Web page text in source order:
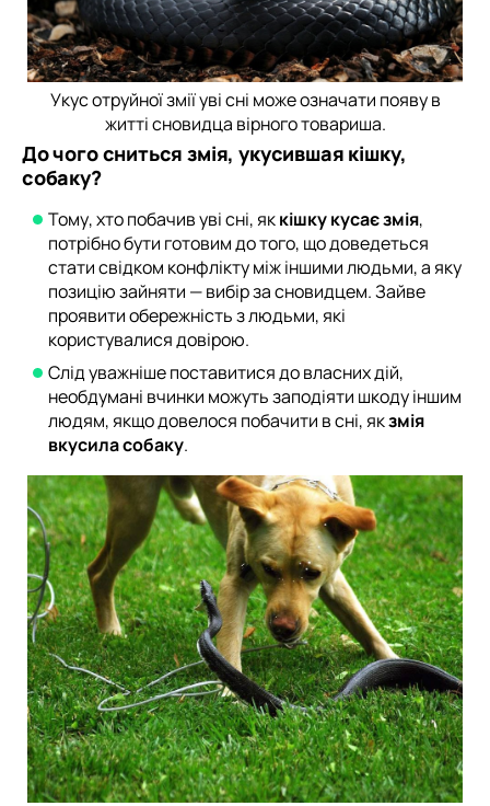
Укус отруйної змії уві сні може означати появу в
житті сновидца вірного товариша.
До чого сниться змія, укусившая кішку,
собаку?
Тому, хто побачив уві сні, яккішку кусає змія,
потрібно бути готовим до того, що доведеться
стати свідком конфлікту між іншими людьми, а яку
позицію зайняти — вибір за сновидцем. Зайве
проявити обережність з людьми, які
користувалися довірою.
Слід уважніше поставитися до власних дій,
необдумані вчинки можуть заподіяти шкоду іншим
людям, якщо довелося побачити в сні, якзмія
вкусила собаку.